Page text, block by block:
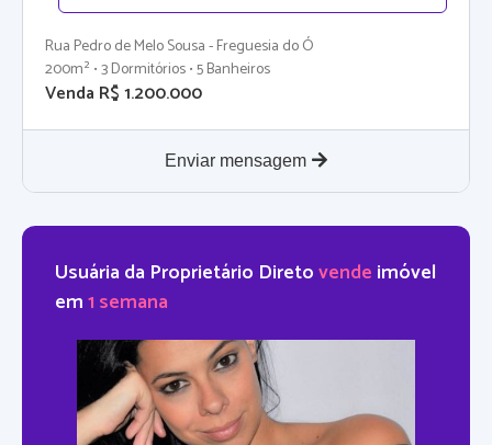
Rua Pedro de Melo Sousa - Freguesia do Ó
200m² • 3 Dormitórios • 5 Banheiros
Venda R$ 1.200.000
Enviar mensagem
Usuária da Proprietário Diretovende imóvel
em1 semana